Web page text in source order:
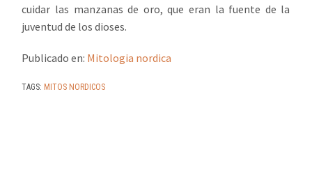
cuidar las manzanas de oro, que eran la fuente de la
juventud de los dioses.
Publicado en: Mitologia nordica
TAGS: MITOS NORDICOS